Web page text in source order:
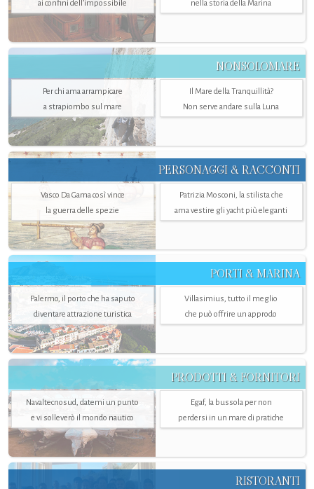
ai confini dell’impossibile
nella storia della Marina
NONSOLOMARE
Per chi ama arrampicare
a strapiombo sul mare
Il Mare della Tranquillità?
Non serve andare sulla Luna
PERSONAGGI & RACCONTI
Vasco Da Gama così vince
la guerra delle spezie
Patrizia Mosconi, la stilista che
ama vestire gli yacht più eleganti
PORTI & MARINA
Palermo, il porto che ha saputo
diventare attrazione turistica
Villasimius, tutto il meglio
che può offrire un approdo
PRODOTTI & FORNITORI
Navaltecnosud, datemi un punto
e vi solleverò il mondo nautico
Egaf, la bussola per non
perdersi in un mare di pratiche
RISTORANTI